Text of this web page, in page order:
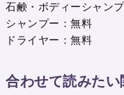
石鹸・ボディーシャン
シャンプー：無料
ドライヤー：無料
合わせて読みたい